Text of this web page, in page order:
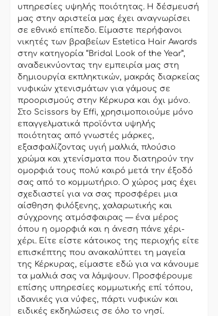
υπηρεσίες υψηλής ποιότητας. Η δέσμευσή
μας στην αριστεία μας έχει αναγνωρίσει
σε εθνικό επίπεδο. Είμαστε περήφανοι
νικητές των βραβείων Estetica Hair Awards
στην κατηγορία “Bridal Look of the Year”,
αναδεικνύοντας την εμπειρία μας στη
δημιουργία εκπληκτικών, μακράς διαρκείας
νυφικών χτενισμάτων για γάμους σε
προορισμούς στην Κέρκυρα και όχι μόνο.
Στο Scissors by Effi, χρησιμοποιούμε μόνο
επαγγελματικά προϊόντα υψηλής
ποιότητας από γνωστές μάρκες,
εξασφαλίζοντας υγιή μαλλιά, πλούσιο
χρώμα και χτενίσματα που διατηρούν την
ομορφιά τους πολύ καιρό μετά την έξοδό
σας από το κομμωτήριο. Ο χώρος μας έχει
σχεδιαστεί για να σας προσφέρει μια
αίσθηση φιλόξενης, χαλαρωτικής και
σύγχρονης ατμόσφαιρας — ένα μέρος
όπου η ομορφιά και η άνεση πάνε χέρι-
χέρι. Είτε είστε κάτοικος της περιοχής είτε
επισκέπτης που ανακαλύπτει τη μαγεία
της Κέρκυρας, είμαστε εδώ για να κάνουμε
τα μαλλιά σας να λάμψουν. Προσφέρουμε
επίσης υπηρεσίες κομμωτικής επί τόπου,
ιδανικές για νύφες, πάρτι νυφικών και
ειδικές εκδηλώσεις σε όλο το νησί.